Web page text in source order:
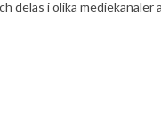
delas i olika